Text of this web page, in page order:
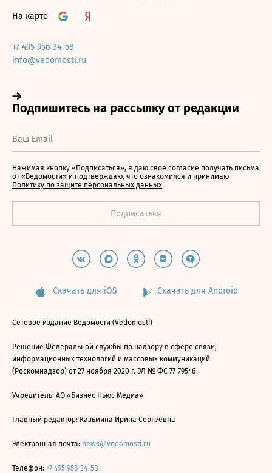
На карте
+7 495 956-34-58
info@vedomosti.ru
Нажимая кнопку «Подписаться», я даю свое согласие получать письма
от «Ведомости» и подтверждаю, что ознакомился и принимаю
Политику по защите персональных данных
Скачать для iOS Скачать для Android
Сетевое издание Ведомости (Vedomosti)
Решение Федеральной службы по надзору в сфере связи,
информационных технологий и массовых коммуникаций
(Роскомнадзор) от 27 ноября 2020 г. ЭЛ № ФС 77-79546
Учредитель: АО «Бизнес Ньюс Медиа»
Главный редактор: Казьмина Ирина Сергеевна
Электронная почта: news@vedomosti.ru
Телефон: +7 495 956-34-58